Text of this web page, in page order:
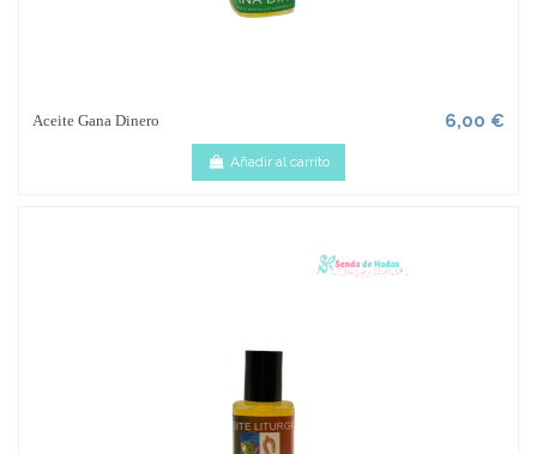
Aceite Gana Dinero 6,00 €
Añadir al carrito